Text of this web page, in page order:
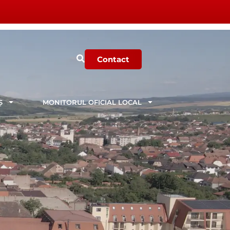
Contact
MONITORUL OFICIAL LOCAL